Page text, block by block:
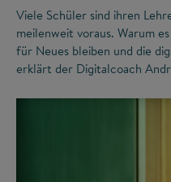
Viele Schüler sind ihren
meilenweit voraus. Warum
für Neues bleiben und die
erklärt der Digitalcoach